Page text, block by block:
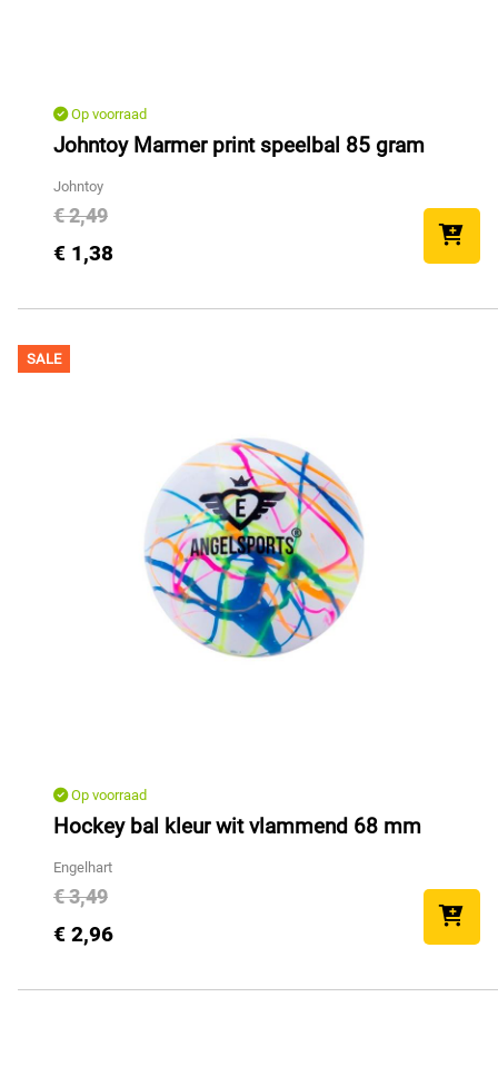
Op voorraad
Johntoy Marmer print speelbal 85 gram
Johntoy
€ 2,49
€ 1,38
SALE
Op voorraad
Hockey bal kleur wit vlammend 68 mm
Engelhart
€ 3,49
€ 2,96